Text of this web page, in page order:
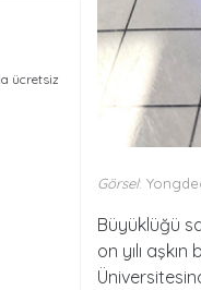
ücretsiz
Görsel:
Büyüklüğü
on yılı